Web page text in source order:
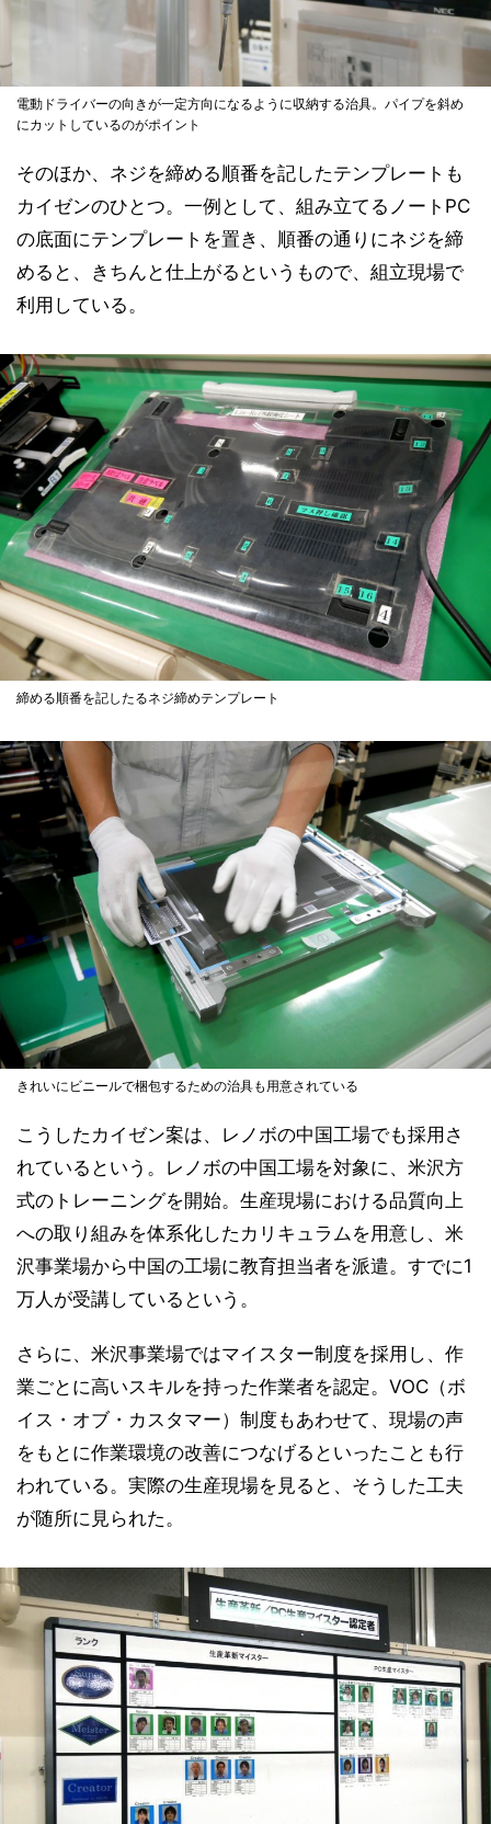
電動ドライバーの向きが一定方向になるように収納する治具。パイプを斜め
にカットしているのがポイント
そのほか、ネジを締める順番を記したテンプレートも
カイゼンのひとつ。一例として、組み立てるノートPC
の底面にテンプレートを置き、順番の通りにネジを締
めると、きちんと仕上がるというもので、組立現場で
利用している。
締める順番を記したるネジ締めテンプレート
きれいにビニールで梱包するための治具も用意されている
こうしたカイゼン案は、レノボの中国工場でも採用さ
れているという。レノボの中国工場を対象に、米沢方
式のトレーニングを開始。生産現場における品質向上
への取り組みを体系化したカリキュラムを用意し、米
沢事業場から中国の工場に教育担当者を派遣。すでに1
万人が受講しているという。
さらに、米沢事業場ではマイスター制度を採用し、作
業ごとに高いスキルを持った作業者を認定。VOC（ボ
イス・オブ・カスタマー）制度もあわせて、現場の声
をもとに作業環境の改善につなげるといったことも行
われている。実際の生産現場を見ると、そうした工夫
が随所に見られた。